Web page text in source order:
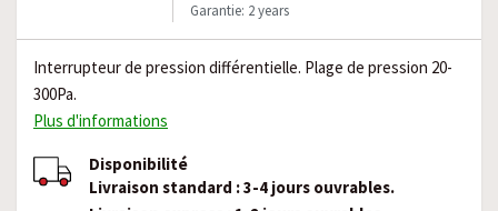
Garantie: 2 years
Interrupteur de pression différentielle. Plage de pression 20-
300Pa.
Plus d'informations
Disponibilité
Livraison standard : 3-4 jours ouvrables.